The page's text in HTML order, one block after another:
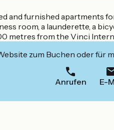
and furnished
room, a launderette, a
metres from the Vinci
zum Buchen oder für
Anrufen E-